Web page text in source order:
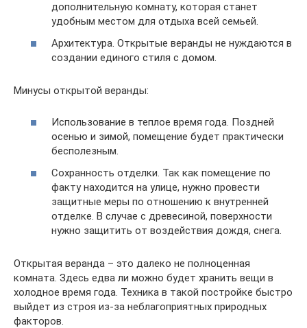
дополнительную комнату, которая станет
удобным местом для отдыха всей семьей.
Архитектура. Открытые веранды не нуждаются в
создании единого стиля с домом.
Минусы открытой веранды:
Использование в теплое время года. Поздней
осенью и зимой, помещение будет практически
бесполезным.
Сохранность отделки. Так как помещение по
факту находится на улице, нужно провести
защитные меры по отношению к внутренней
отделке. В случае с древесиной, поверхности
нужно защитить от воздействия дождя, снега.
Открытая веранда – это далеко не полноценная
комната. Здесь едва ли можно будет хранить вещи в
холодное время года. Техника в такой постройке быстро
выйдет из строя из-за неблагоприятных природных
факторов.